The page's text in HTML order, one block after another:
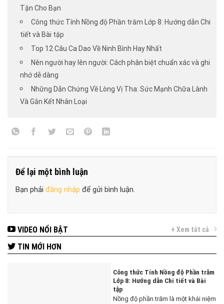
Tận Cho Bạn
Công thức Tính Nồng độ Phần trăm Lớp 8: Hướng dẫn Chi
tiết và Bài tập
Top 12 Câu Ca Dao Về Ninh Bình Hay Nhất
Nên người hay lên người: Cách phân biệt chuẩn xác và ghi
nhớ dễ dàng
Những Dẫn Chứng Về Lòng Vị Tha: Sức Mạnh Chữa Lành
Và Gắn Kết Nhân Loại
Để lại một bình luận
Bạn phải đăng nhập để gửi bình luận.
VIDEO NỔI BẬT + Xem tất cả
TIN MỚI HƠN
Công thức Tính Nồng độ Phần trăm
Lớp 8: Hướng dẫn Chi tiết và Bài
tập
Nồng độ phần trăm là một khái niệm